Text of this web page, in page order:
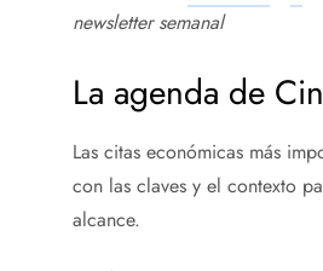
newsletter semanal
La agenda de
Las citas económicas más
con las claves y el contexto
alcance.